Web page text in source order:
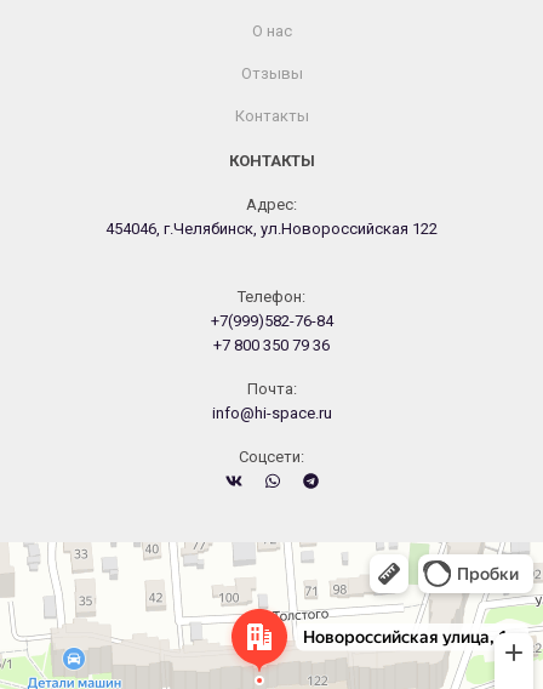
О нас
Отзывы
Контакты
КОНТАКТЫ
Адрес:
454046, г.Челябинск, ул.Новороссийская 122
Телефон:
+7(999)582-76-84
+7 800 350 79 36
Почта:
info@hi-space.ru
Cоцсети:
Челябинск
Новороссийская улица, 122 — Яндекс.Карты